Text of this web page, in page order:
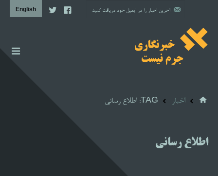
گزارش
مشاوره حقوقی
اخبار TAG: اطلاع رسانی
اطلاع رسانی